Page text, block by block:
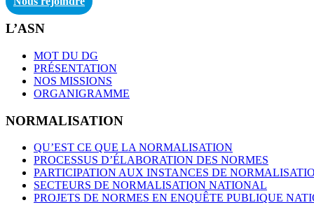
L’ASN
MOT DU DG
PRÉSENTATION
NOS MISSIONS
ORGANIGRAMME
NORMALISATION
QU’EST CE QUE LA NORMALISATION
PROCESSUS D’ÉLABORATION DES NORMES
PARTICIPATION AUX INSTANCES DE
SECTEURS DE NORMALISATION NATIONAL
PROJETS DE NORMES EN ENQUÊTE PUBLIQUE